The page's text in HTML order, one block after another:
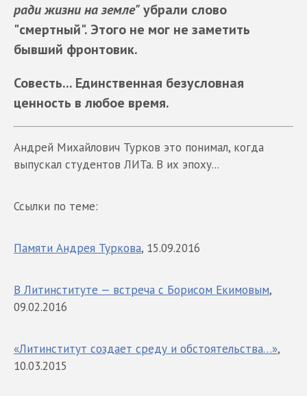
ради жизни на земле" убрали слово
"смертный". Этого не мог не заметить
бывший фронтовик.
Совесть... Единственная безусловная
ценность в любое время.
Андрей Михайлович Турков это понимал, когда
выпускал студентов ЛИТа. В их эпоху...
Ссылки по теме:
Памяти Андрея Туркова, 15.09.2016
В Литинституте — встреча с Борисом Екимовым,
09.02.2016
«Литинститут создает среду и обстоятельства…»,
10.03.2015